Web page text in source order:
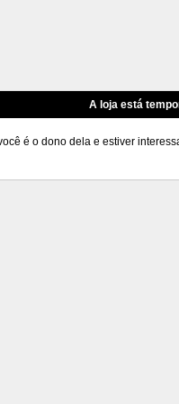
A loja está
é o dono dela e estiver